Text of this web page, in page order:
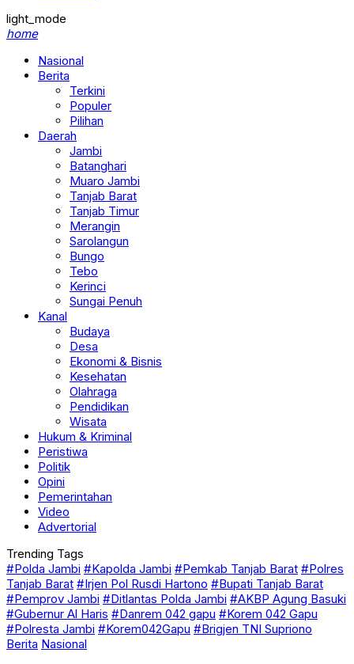
light_mode
home
Nasional
Berita
Terkini
Populer
Pilihan
Daerah
Jambi
Batanghari
Muaro Jambi
Tanjab Barat
Tanjab Timur
Merangin
Sarolangun
Bungo
Tebo
Kerinci
Sungai Penuh
Kanal
Budaya
Desa
Ekonomi & Bisnis
Kesehatan
Olahraga
Pendidikan
Wisata
Hukum & Kriminal
Peristiwa
Politik
Opini
Pemerintahan
Video
Advertorial
Trending Tags
#Polda Jambi #Kapolda Jambi #Pemkab Tanjab Barat #Polres
Tanjab Barat #Irjen Pol Rusdi Hartono #Bupati Tanjab Barat
#Pemprov Jambi #Ditlantas Polda Jambi #AKBP Agung Basuki
#Gubernur Al Haris #Danrem 042 gapu #Korem 042 Gapu
#Polresta Jambi #Korem042Gapu #Brigjen TNI Supriono
Berita Nasional